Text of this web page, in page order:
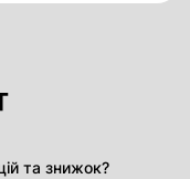
та знижок?